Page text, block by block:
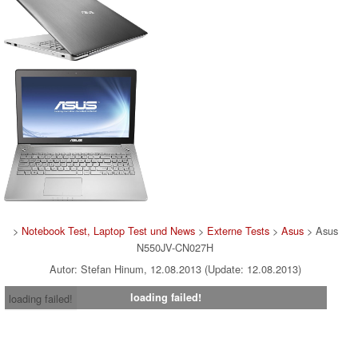
> Notebook Test, Laptop Test und News> Externe Tests> Asus> Asus
N550JV-CN027H
Autor: Stefan Hinum, 12.08.2013 (Update: 12.08.2013)
loading failed!
loading failed!